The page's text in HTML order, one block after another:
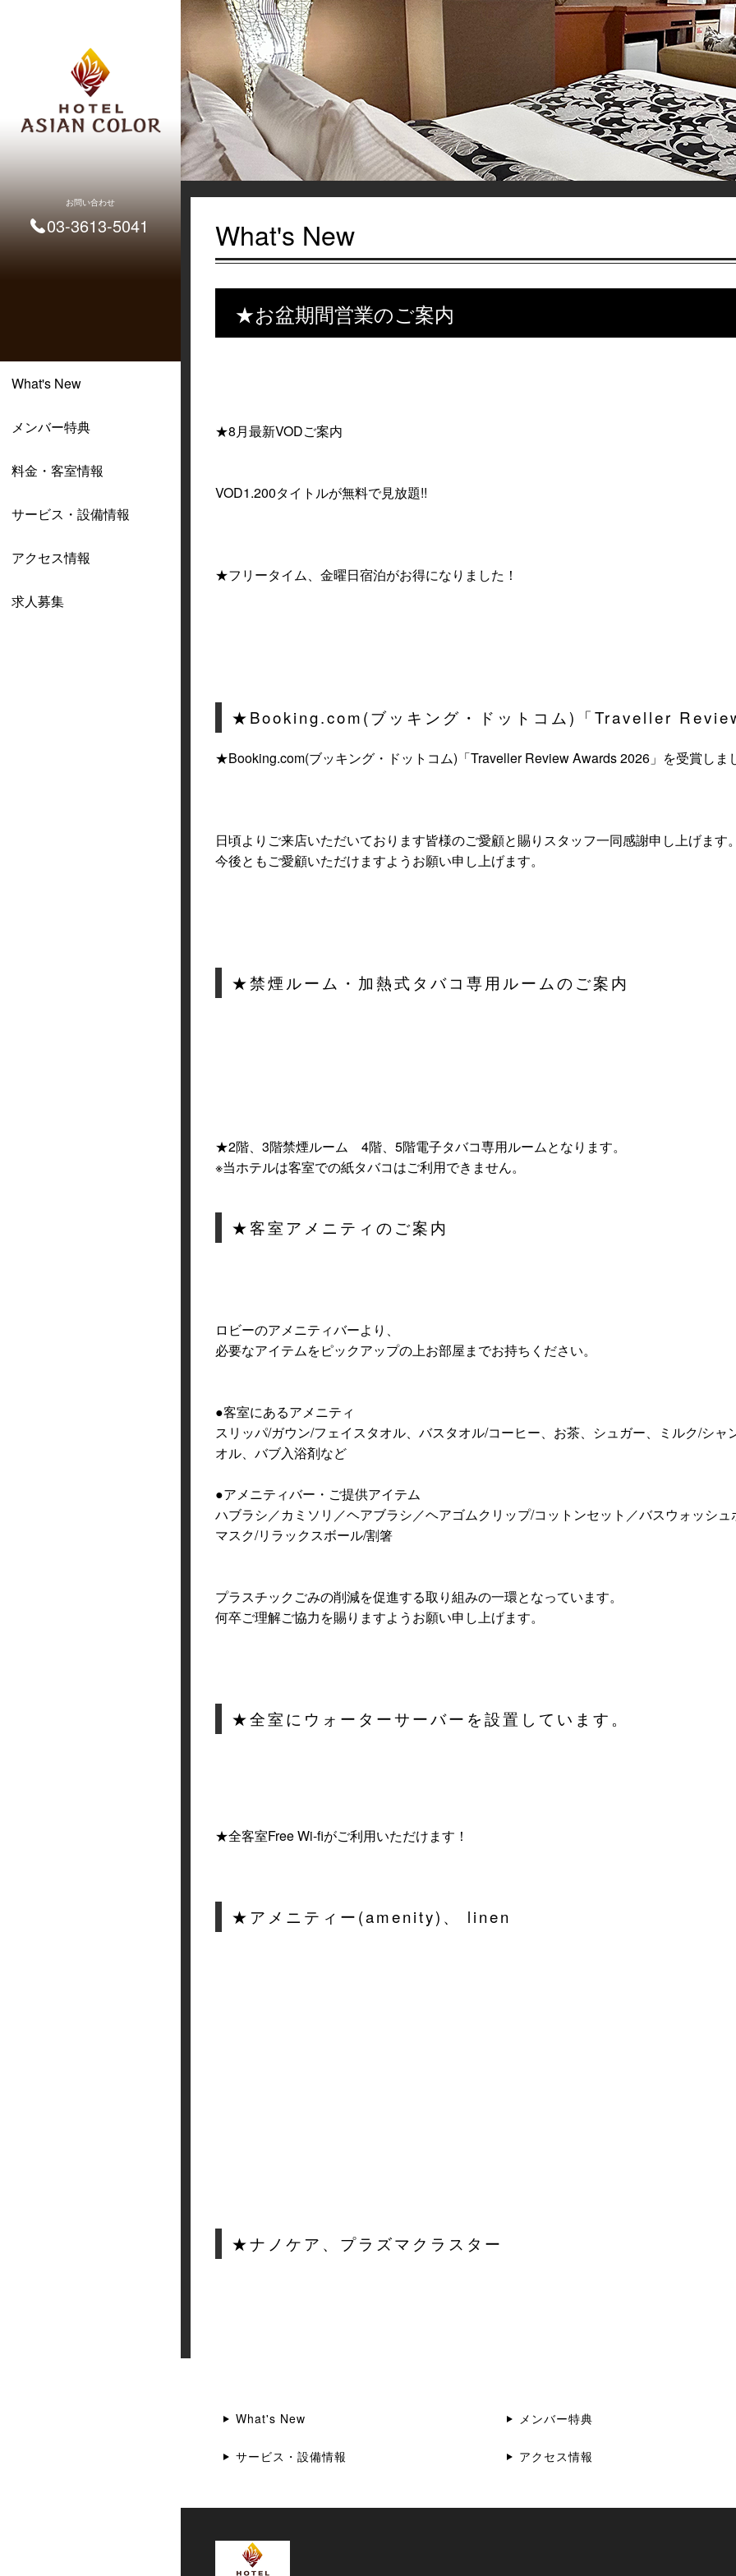
お問い合わせ
03-3613-5041
What's New
メンバー特典
料金・客室情報
サービス・設備情報
アクセス情報
求人募集
What's New
★お盆期間営業のご案内
★8月最新VODご案内
VOD1.200タイトルが無料で見放題!!
★フリータイム、金曜日宿泊がお得になりました！
★Booking.com(ブッキング・ドットコム)「Traveller
★Booking.com(ブッキング・ドットコム)「Traveller Review Awards 2026」を受賞しま
日頃よりご来店いただいております皆様のご愛顧と賜りスタッフ一同感謝申し上げます。
今後ともご愛顧いただけますようお願い申し上げます。
★禁煙ルーム・加熱式タバコ専用ルームのご案内
★2階、3階禁煙ルーム 4階、5階電子タバコ専用ルームとなります。
※当ホテルは客室での紙タバコはご利用できません。
★客室アメニティのご案内
ロビーのアメニティバーより、
必要なアイテムをピックアップの上お部屋までお持ちください。
●客室にあるアメニティ
スリッパ/ガウン/フェイスタオル、バスタオル/コーヒー、お茶、シュガー、ミルク/シ
オル、バブ入浴剤など
●アメニティバー・ご提供アイテム
ハブラシ／カミソリ／ヘアブラシ／ヘアゴムクリップ/コットンセット／バスウォッシ
マスク/リラックスボール/割箸
プラスチックごみの削減を促進する取り組みの一環となっています。
何卒ご理解ご協力を賜りますようお願い申し上げます。
★全室にウォーターサーバーを設置しています。
★全客室Free Wi-fiがご利用いただけます！
★アメニティー(amenity)、 linen
★ナノケア、プラズマクラスター
What's New メンバー特典
サービス・設備情報 アクセス情報